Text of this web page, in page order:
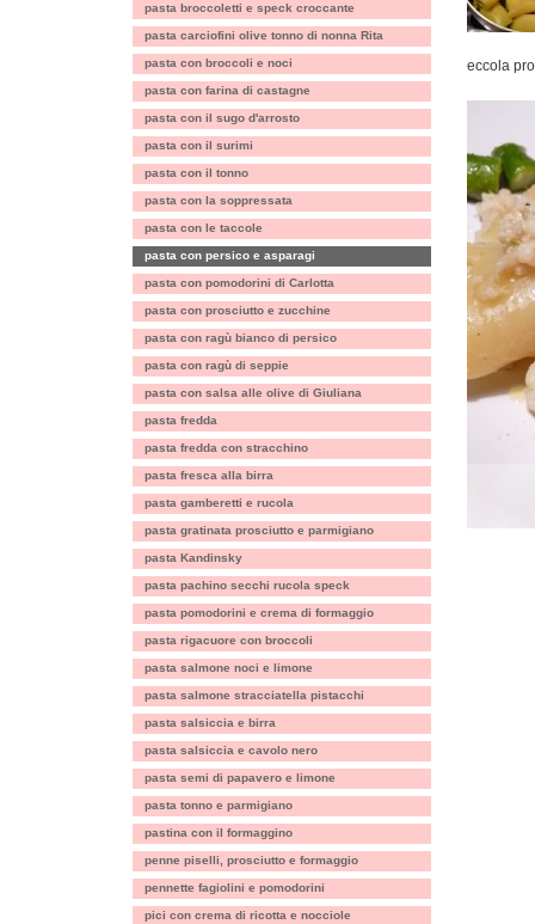
pasta broccoletti e speck croccante
pasta carciofini olive tonno di nonna Rita
pasta con broccoli e noci
pasta con farina di castagne
pasta con il sugo d'arrosto
pasta con il surimi
pasta con il tonno
pasta con la soppressata
pasta con le taccole
pasta con persico e asparagi
pasta con pomodorini di Carlotta
pasta con prosciutto e zucchine
pasta con ragù bianco di persico
pasta con ragù di seppie
pasta con salsa alle olive di Giuliana
pasta fredda
pasta fredda con stracchino
pasta fresca alla birra
pasta gamberetti e rucola
pasta gratinata prosciutto e parmigiano
pasta Kandinsky
pasta pachino secchi rucola speck
pasta pomodorini e crema di formaggio
pasta rigacuore con broccoli
pasta salmone noci e limone
pasta salmone stracciatella pistacchi
pasta salsiccia e birra
pasta salsiccia e cavolo nero
pasta semi di papavero e limone
pasta tonno e parmigiano
pastina con il formaggino
penne piselli, prosciutto e formaggio
pennette fagiolini e pomodorini
pici con crema di ricotta e nocciole
eccola